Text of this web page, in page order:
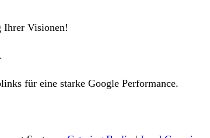
Ihrer Visionen!
für eine starke Google Performance.